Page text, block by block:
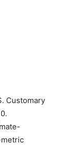
Customary